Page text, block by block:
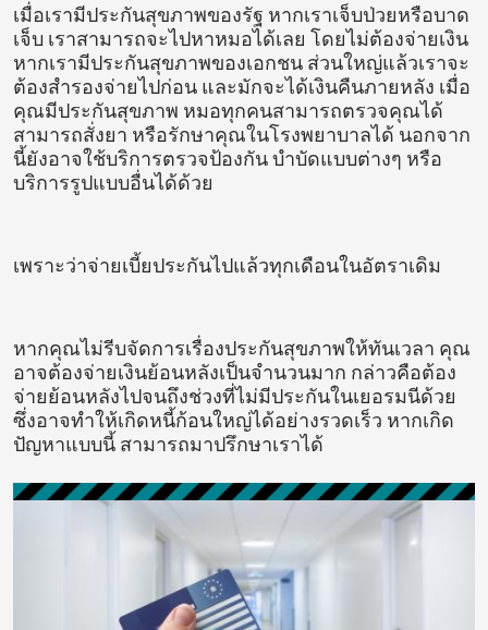
เมื่อเรามีประกันสุขภาพของรัฐ หากเราเจ็บป่วยหรือบาด
เจ็บ เราสามารถจะไปหาหมอได้เลย โดยไม่ต้องจ่ายเงิน
หากเรามีประกันสุขภาพของเอกชน ส่วนใหญ่แล้วเราจะ
ต้องสำรองจ่ายไปก่อน และมักจะได้เงินคืนภายหลัง เมื่อ
คุณมีประกันสุขภาพ หมอทุกคนสามารถตรวจคุณได้
สามารถสั่งยา หรือรักษาคุณในโรงพยาบาลได้ นอกจาก
นี้ยังอาจใช้บริการตรวจป้องกัน บำบัดแบบต่างๆ หรือ
บริการรูปแบบอื่นได้ด้วย
เพราะว่าจ่ายเบี้ยประกันไปแล้วทุกเดือนในอัตราเดิม
หากคุณไม่รีบจัดการเรื่องประกันสุขภาพให้ทันเวลา คุณ
อาจต้องจ่ายเงินย้อนหลังเป็นจำนวนมาก กล่าวคือต้อง
จ่ายย้อนหลังไปจนถึงช่วงที่ไม่มีประกันในเยอรมนีด้วย
ซึ่งอาจทำให้เกิดหนี้ก้อนใหญ่ได้อย่างรวดเร็ว หากเกิด
ปัญหาแบบนี้ สามารถมาปรึกษาเราได้